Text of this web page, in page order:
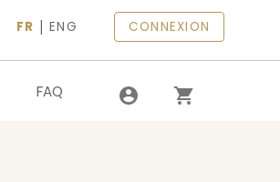
FR |ENG CONNEXION
FAQ